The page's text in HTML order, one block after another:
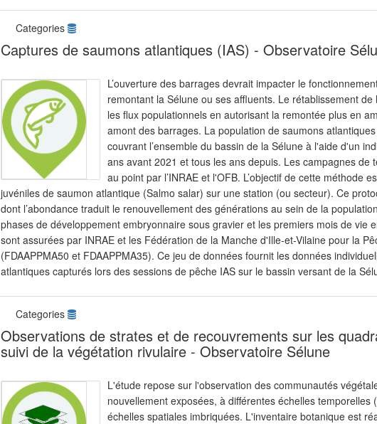
Categories
Captures de saumons atlantiques (IAS) - Observatoire
L’ouverture des barrages devrait impacter le
remontant la Sélune ou ses affluents. Le rétablissement
les flux populationnels en autorisant la remontée plus en
amont des barrages. La population de saumons
couvrant l’ensemble du bassin de la Sélune à l'aide d'un
ans avant 2021 et tous les ans depuis. Les campagnes
au point par l’INRAE et l'OFB. L’objectif de cette méthode
juvéniles de saumon atlantique (Salmo salar) sur une station (ou secteur). Ce
dont l’abondance traduit le renouvellement des générations au sein de la
phases de développement embryonnaire sous gravier et les premiers mois de vie
sont assurées par INRAE et les Fédération de la Manche d'Ille-et-Vilaine pour la
(FDAAPPMA50 et FDAAPPMA35). Ce jeu de données fournit les données
atlantiques capturés lors des sessions de pêche IAS sur le bassin versant de la
Categories
Observations de strates et de recouvrements sur les
suivi de la végétation rivulaire - Observatoire Sélune
L'étude repose sur l'observation des communautés
nouvellement exposées, à différentes échelles
échelles spatiales imbriquées. L'inventaire botanique est